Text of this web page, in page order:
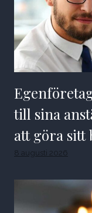
till sina
att göra sitt
8 augusti 2026